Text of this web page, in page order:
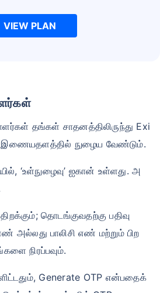
VIEW PLAN
தங்கள் சாதனத்திலிருந்து Exi
இணையதளத்தில் நுழைய வேண்டும்.
‘உள்நுழைவு’ ஐகான் உள்ளது. அ
தொடங்குவதற்கு பதிவு
அல்லது பாலிசி எண் மற்றும் பிற
நிரப்பவும்.
Generate OTP என்பதைக்
எவ்வாறு
பாதிக்கிறது
*
34 வயது
₹ 630/மாதம்